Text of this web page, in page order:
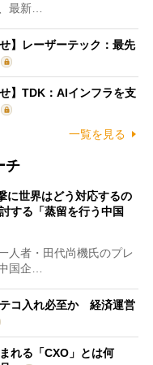
最新…
】レーザーテック：最先
】TDK：AIインフラを支
一覧を見る
チ
に世界はどう対応するの
する「蒸留を行う中国
人者・田代尚機氏のプレ
国企…
コ入れ必至か 経済運営
れる「CXO」とは何